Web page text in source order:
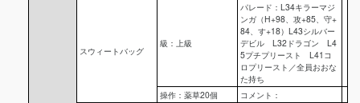
スウィートバッグ
級：上級
パレード：L34キラーマジ
ンガ（H+98、攻+85、守+
84、す+18）L43シルバー
デビル L32ドラゴン L4
5プチプリースト L41コ
ロプリースト／全員おおな
た持ち
操作：薬草20個
コメント：